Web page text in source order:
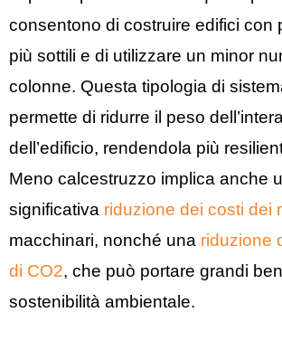
consentono di costruire edifici con
più sottili e di utilizzare un minor
colonne. Questa tipologia di
permette di ridurre il peso
dell’edificio, rendendola più
Meno calcestruzzo implica anche
significativa riduzione dei costi dei
macchinari, nonché una riduzione
di CO2, che può portare grandi
sostenibilità ambientale.